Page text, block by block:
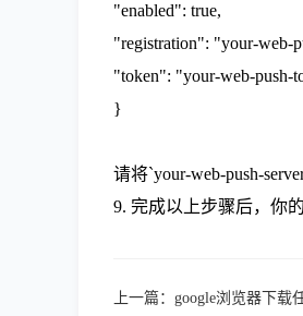
"enabled": true,
"registration": "your-web-
"token": "your-web-push-
}
请将`your-web-push-
9. 完成以上步骤后，你
上一篇： google浏览器下载